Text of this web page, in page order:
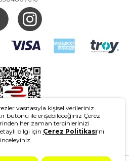
- Tüm Hakları Saklıdır.
vasıtasıyla kişisel verileriniz
butonu ile erişebileceğiniz Çerez
her zaman tercihlerinizi
bilgi için Çerez Politikası'nı
inceleyiniz.